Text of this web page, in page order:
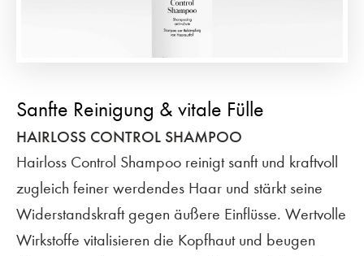
Sanfte Reinigung & vitale Fülle
HAIRLOSS CONTROL SHAMPOO
Hairloss Control Shampoo reinigt sanft und kraftvoll
zugleich feiner werdendes Haar und stärkt seine
Widerstandskraft gegen äußere Einflüsse. Wertvolle
Wirkstoffe vitalisieren die Kopfhaut und beugen